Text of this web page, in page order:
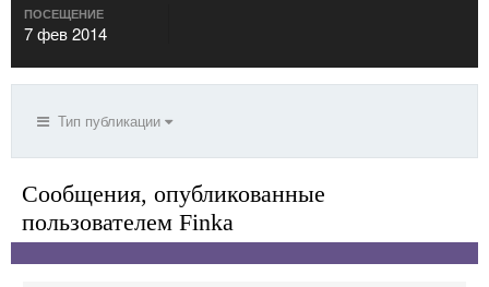
ПОСЕЩЕНИЕ
7 фев 2014
Тип публикации
Сообщения, опубликованные
пользователем Finka